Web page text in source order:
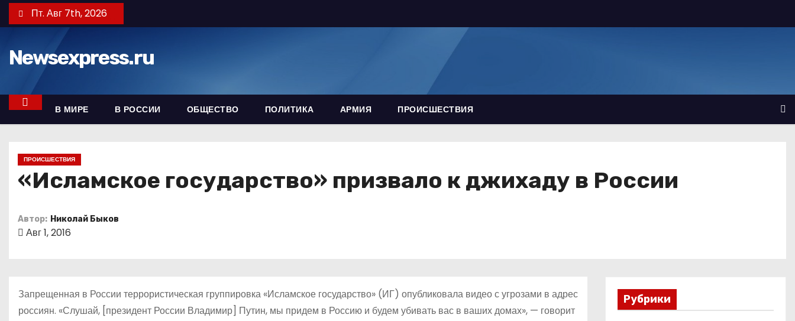
е
к
Пт. Авг 7th, 2026
Newsexpress.ru
В МИРЕ В РОССИИ ОБЩЕСТВО ПОЛИТИКА АРМИЯ ПРОИСШЕСТВИЯ
ПРОИСШЕСТВИЯ
«Исламское государство» призвало к джихаду в России
Автор: Николай Быков
Авг 1, 2016
Запрещенная в России террористическая группировка «Исламское государство» (ИГ) опубликовала видео с угрозами в адрес
россиян. «Слушай, [президент России Владимир] Путин, мы придем в Россию и будем убивать вас в ваших домах», — говорит
Рубрики